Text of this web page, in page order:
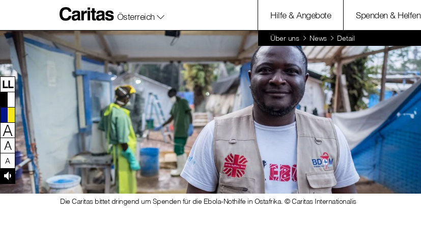
Zum Inhalt dieser Seite
Zur Navigation
Zum Footer dieser Seite
Österreich Hilfe & Angebote Spenden & Helfen
Über uns News Detail
LL
A
A
A
Die Caritas bittet dringend um Spenden für die Ebola-Nothilfe in Ostafrika. © Caritas Internationalis